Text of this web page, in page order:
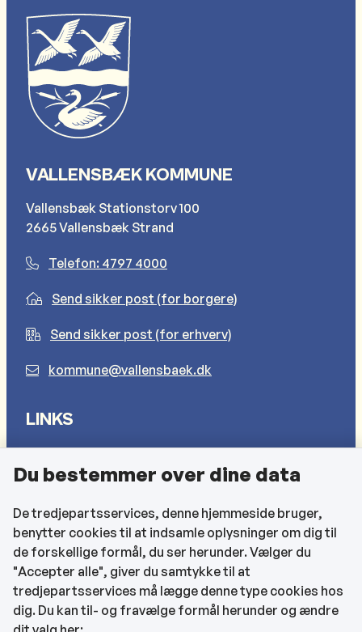
VALLENSBÆK KOMMUNE
Vallensbæk Stationstorv 100
2665 Vallensbæk Strand
Telefon: 4797 4000
Send sikker post (for borgere)
Send sikker post (for erhverv)
kommune@vallensbaek.dk
LINKS
Cookies
Find EAN-numre
CVR og bankoplysninger
Tilgængelighedserklæring
KONTAKTOPLYSNINGER
Du bestemmer over dine data
De tredjepartsservices, denne hjemmeside bruger,
benytter cookies til at indsamle oplysninger om dig til
de forskellige formål, du ser herunder. Vælger du
"Accepter alle", giver du samtykke til at
tredjepartsservices må lægge denne type cookies hos
dig. Du kan til- og fravælge formål herunder og ændre